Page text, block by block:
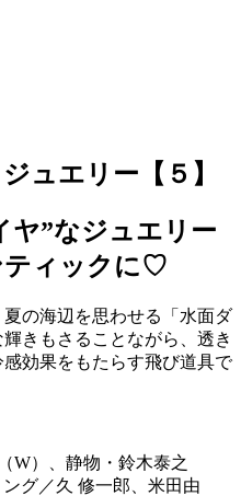
ュエリー【５】
ヤ”なジュエリー
ティックに♡
の海辺を思わせる「水面ダ
きもさることながら、透き
効果をもたらす飛び道具で
W）、静物・鈴木泰之
グ／久 修一郎、米田由